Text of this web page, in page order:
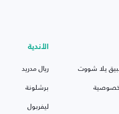
يلا شووت
الأندية
ريال مدريد
برشلونة
ليفربول